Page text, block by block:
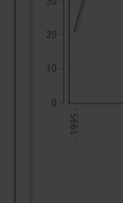
- 1995 -
0
10
20